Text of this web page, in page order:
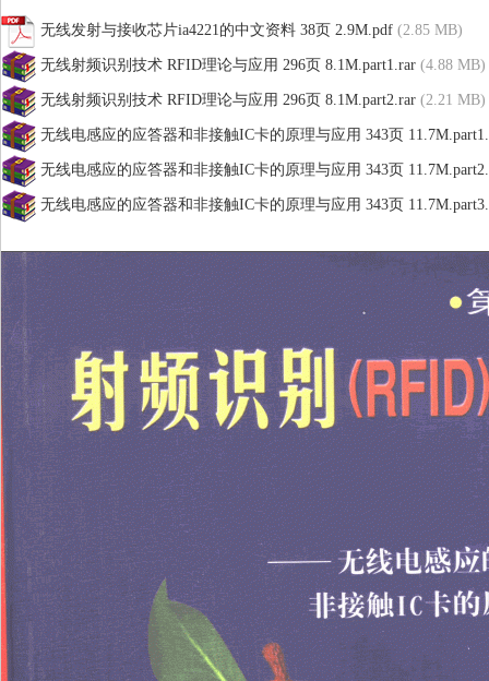
无线发射与接收芯片ia4221的中文资料 38页 2.9M.pdf (2.85 MB)
无线射频识别技术 RFID理论与应用 296页 8.1M.part1.rar (4.88 MB)
无线射频识别技术 RFID理论与应用 296页 8.1M.part2.rar (2.21 MB)
无线电感应的应答器和非接触IC卡的原理与应用 343页
无线电感应的应答器和非接触IC卡的原理与应用 343页
无线电感应的应答器和非接触IC卡的原理与应用 343页